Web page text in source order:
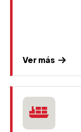
Ver más